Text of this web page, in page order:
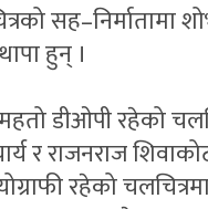
सह–निर्मातामा
हुन् ।
डीओपी रहेको
र राजनराज
रहेको